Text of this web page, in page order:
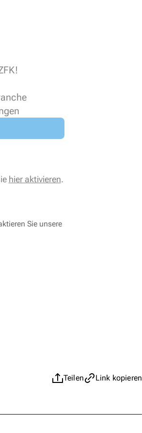
hier aktivieren.
Sie unsere
Teilen Link kopieren